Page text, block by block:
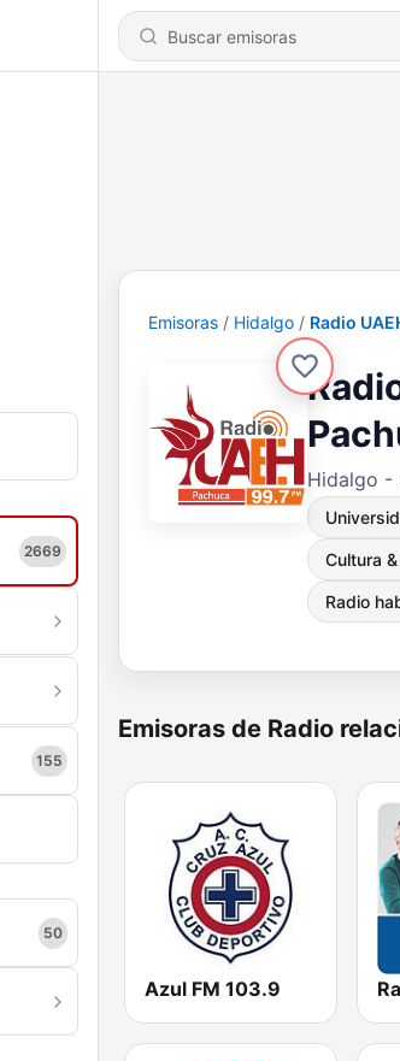
2669
155
50
Emisoras Hidalgo Radio
Hidalgo -
Cultura
Radio
Emisoras de Radio
Azul FM 103.9